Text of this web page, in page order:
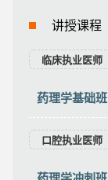
讲授课程
临床执业医师
药理学基础班
口腔执业医师